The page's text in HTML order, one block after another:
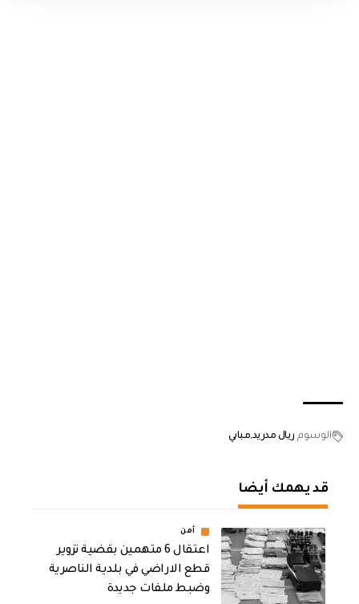
الوسوم ريال مدريدمبابي
قد يهمك أيضا
أمن
اعتقال 6 متهمين بقضية تزوير
قطع الاراضي في بلدية الناصرية
وضبط ملفات جديدة